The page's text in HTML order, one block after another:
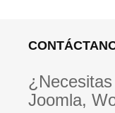
Joomla,